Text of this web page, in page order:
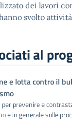
dei lavori
svolto attività
al
e lotta contro il
per prevenire e
e in generale sulle